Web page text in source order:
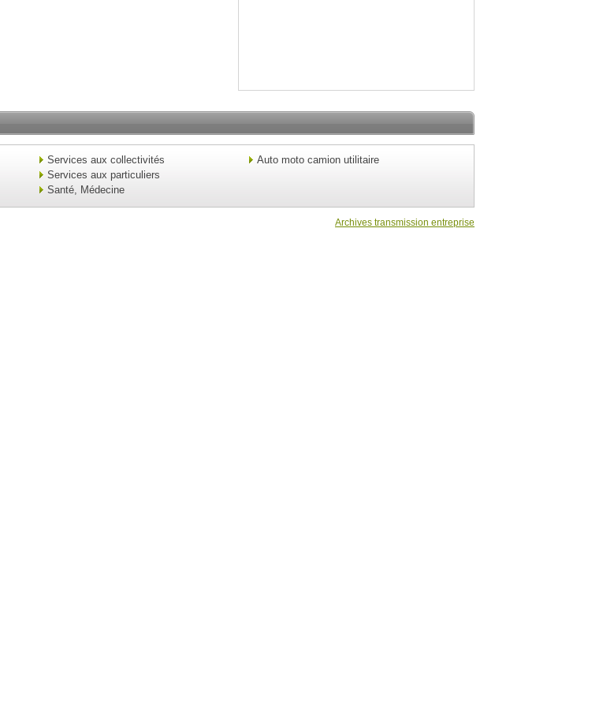
Services aux collectivités
Services aux particuliers
Santé, Médecine
Auto moto camion utilitaire
Archives transmission entreprise